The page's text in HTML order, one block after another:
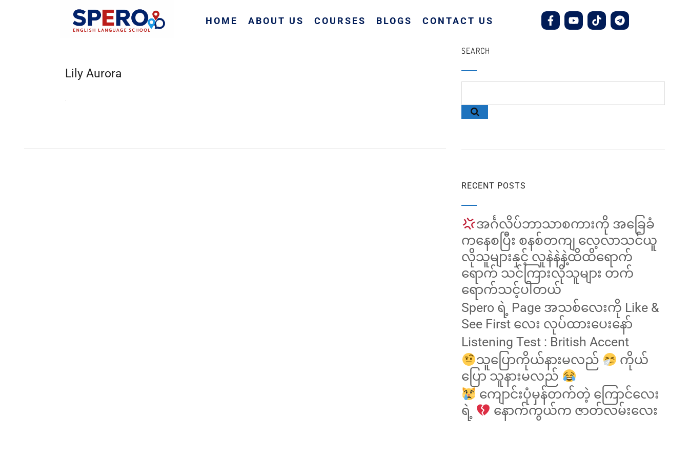
HOME ABOUT US COURSES BLOGS CONTACT US
Lily Aurora
SEARCH
RECENT POSTS
အင်္ဂလိပ်ဘာသာစကားကို အခြေခံ
ကနေစပြီး စနစ်တကျ လေ့လာသင်ယူ
လိုသူများနှင့် လူနဲနဲနဲ့ထိထိရောက်
ရောက် သင်ကြားလိုသူများ တက်
ရောက်သင့်ပါတယ်
Spero ရဲ့ Page အသစ်လေးကို Like &
See First လေး လုပ်ထားပေးနော်
Listening Test : British Accent
သူပြောကိုယ်နားမလည်
ကိုယ်
ပြော သူနားမလည်
ကျောင်းပုံမှန်တက်တဲ့ ကြောင်လေး
ရဲ့
နောက်ကွယ်က ဇာတ်လမ်းလေး